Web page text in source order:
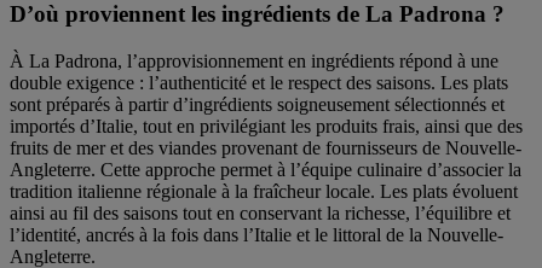
D’où proviennent les ingrédients de La Padrona ?
À La Padrona, l’approvisionnement en ingrédients répond à une
double exigence : l’authenticité et le respect des saisons. Les plats
sont préparés à partir d’ingrédients soigneusement sélectionnés et
importés d’Italie, tout en privilégiant les produits frais, ainsi que des
fruits de mer et des viandes provenant de fournisseurs de Nouvelle-
Angleterre. Cette approche permet à l’équipe culinaire d’associer la
tradition italienne régionale à la fraîcheur locale. Les plats évoluent
ainsi au fil des saisons tout en conservant la richesse, l’équilibre et
l’identité, ancrés à la fois dans l’Italie et le littoral de la Nouvelle-
Angleterre.